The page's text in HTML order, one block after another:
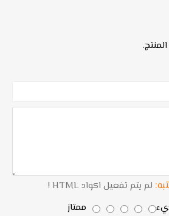
لم يتم تفعيل اكواد HTML !
ممتاز